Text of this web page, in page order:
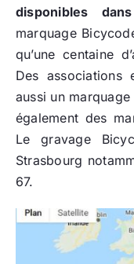
disponibles
marquage
qu’une centaine
Des associations
aussi un
également des
Le gravage
Strasbourg
67.